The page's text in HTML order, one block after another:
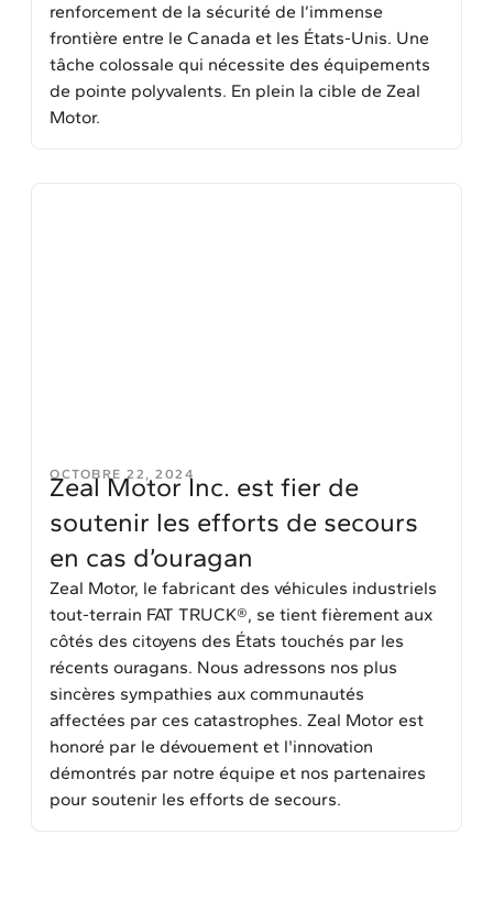
renforcement de la sécurité de l’immense
frontière entre le Canada et les États-Unis. Une
tâche colossale qui nécessite des équipements
de pointe polyvalents. En plein la cible de Zeal
Motor.
OCTOBRE 22, 2024
Zeal Motor Inc. est fier de
soutenir les efforts de secours
en cas d’ouragan
Zeal Motor, le fabricant des véhicules industriels
tout-terrain FAT TRUCK®, se tient fièrement aux
côtés des citoyens des États touchés par les
récents ouragans. Nous adressons nos plus
sincères sympathies aux communautés
affectées par ces catastrophes. Zeal Motor est
honoré par le dévouement et l'innovation
démontrés par notre équipe et nos partenaires
pour soutenir les efforts de secours.